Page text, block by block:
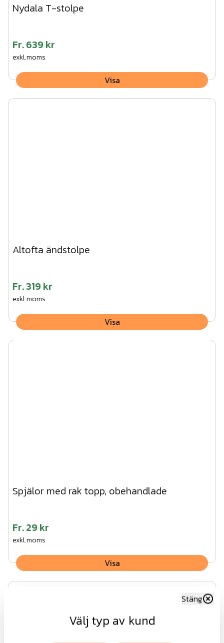
Nydala T-stolpe
Fr.639 kr
exkl.moms
Visa
Altofta ändstolpe
Fr.319 kr
exkl.moms
Visa
Spjälor med rak topp, obehandlade
Fr.29 kr
exkl.moms
Visa
Välj typ av kund
Stäng